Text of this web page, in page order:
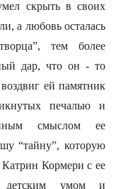
скрыть в своих
а любовь осталась
тем более
дар, что он - то
ей памятник
печалью и
смыслом ее
“тайну”, которую
Кормери с ее
детским умом и